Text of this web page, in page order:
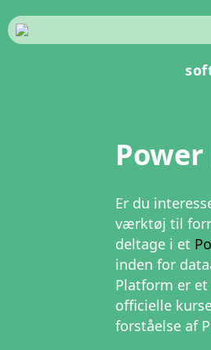
Er du
værktøj til
deltage i et
inden for
Platform er
officielle
forståelse af